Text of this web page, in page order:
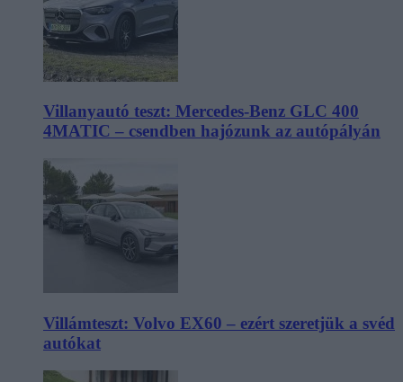
Villanyautó teszt: Mercedes-Benz GLC 400
4MATIC – csendben hajózunk az autópályán
Villámteszt: Volvo EX60 – ezért szeretjük a svéd
autókat